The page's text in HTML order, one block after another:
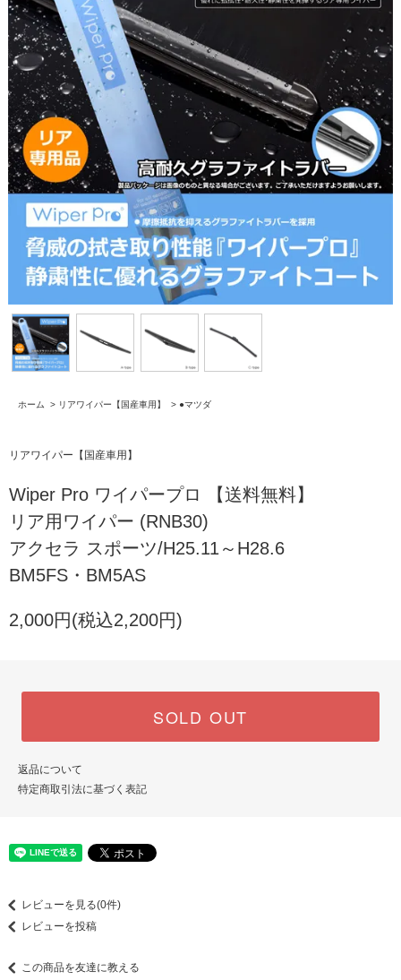
ホーム > リアワイパー【国産車用】 > ●マツダ
リアワイパー【国産車用】
Wiper Pro ワイパープロ 【送料無料】
リア用ワイパー (RNB30)
アクセラ スポーツ/H25.11～H28.6
BM5FS・BM5AS
2,000円(税込2,200円)
SOLD OUT
返品について
特定商取引法に基づく表記
レビューを見る(0件)
レビューを投稿
この商品を友達に教える